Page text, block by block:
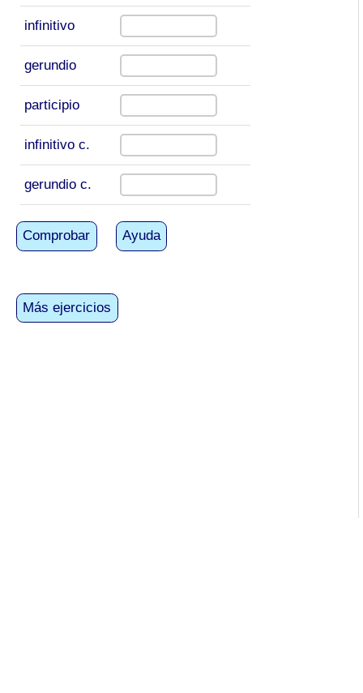
infinitivo
gerundio
participio
infinitivo c.
gerundio c.
Comprobar Ayuda
Más ejercicios